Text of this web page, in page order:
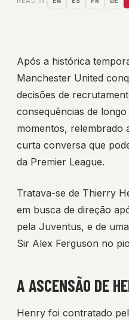
Após a histórica
Manchester United
decisões de
consequências de
momentos, relembrado
curta conversa que
da Premier League.
Tratava-se de Thierry
em busca de direção
pela Juventus, e de
Sir Alex Ferguson no
A ASCENSÃO DE
Henry foi contratado